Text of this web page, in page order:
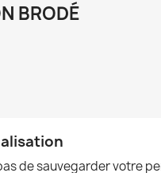
BRODÉ
de sauvegarder votre